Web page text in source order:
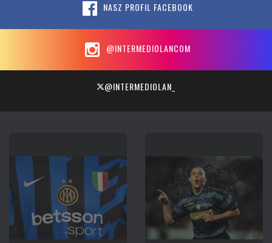
NASZ PROFIL FACEBOOK
@INTERMEDIOLANCOM
@INTERMEDIOLAN_